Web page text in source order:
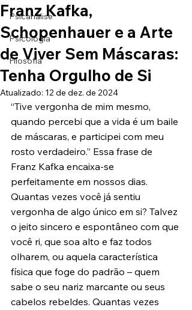
Psicanálise
Psicologia
Filosofia
Franz Kafka,
Schopenhauer e a Arte
de Viver Sem Máscaras:
Tenha Orgulho de Si
Atualizado: 12 de dez. de 2024
“Tive vergonha de mim mesmo,
quando percebi que a vida é um baile
de máscaras, e participei com meu
rosto verdadeiro.” Essa frase de
Franz Kafka encaixa-se
perfeitamente em nossos dias.
Quantas vezes você já sentiu
vergonha de algo único em si? Talvez
o jeito sincero e espontâneo com que
você ri, que soa alto e faz todos
olharem, ou aquela característica
física que foge do padrão – quem
sabe o seu nariz marcante ou seus
cabelos rebeldes. Quantas vezes